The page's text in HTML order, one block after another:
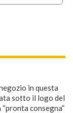
in questa
sotto il logo del
consegna”